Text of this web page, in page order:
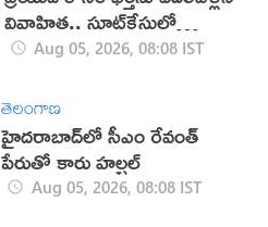
వివాహిత.. సూట్‌కేసులో
మృతదేహం
Aug 05, 2026, 08:08 IST
తెలంగాణ
హైదరాబాద్‌లో సీఎం రేవంత్
పేరుతో కారు హల్చల్
Aug 05, 2026, 08:08 IST